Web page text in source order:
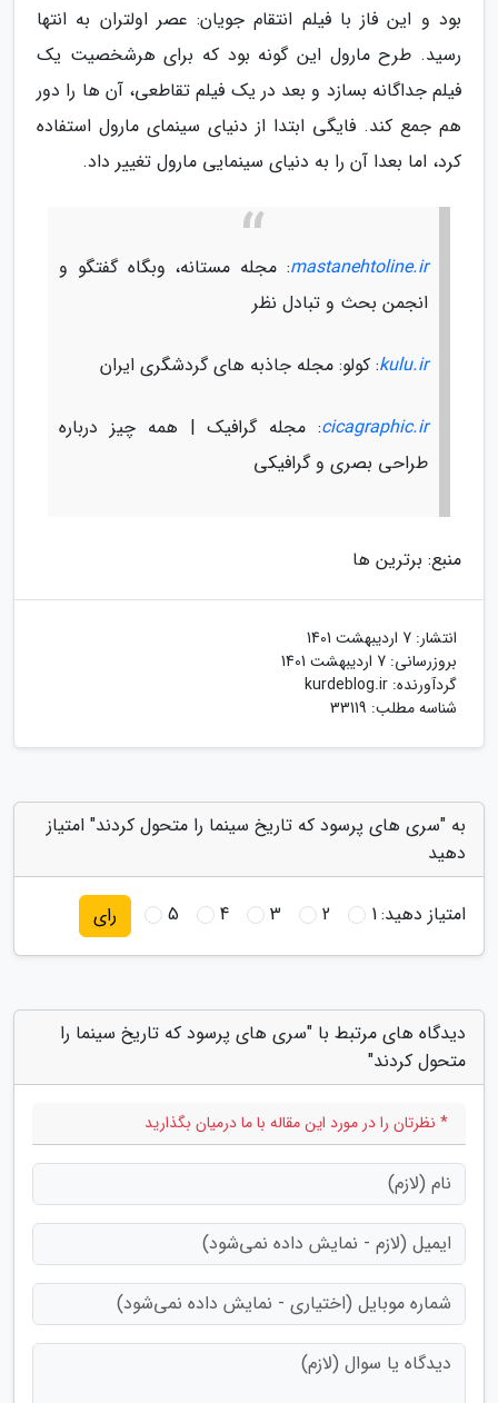
بود و این فاز با فیلم انتقام جویان: عصر اولتران به انتها
رسید. طرح مارول این گونه بود که برای هرشخصیت یک
فیلم جداگانه بسازد و بعد در یک فیلم تقاطعی، آن ها را دور
هم جمع کند. فایگی ابتدا از دنیای سینمای مارول استفاده
کرد، اما بعدا آن را به دنیای سینمایی مارول تغییر داد.
mastanehtoline.ir: مجله مستانه، وبگاه گفتگو و
انجمن بحث و تبادل نظر
kulu.ir: کولو: مجله جاذبه های گردشگری ایران
cicagraphic.ir: مجله گرافیک | همه چیز درباره
طراحی بصری و گرافیکی
منبع: برترین ها
انتشار: 7 اردیبهشت 1401
بروزرسانی: 7 اردیبهشت 1401
گردآورنده: kurdeblog.ir
شناسه مطلب: 33119
به "سری های پرسود که تاریخ سینما را متحول کردند" امتیاز
دهید
امتیاز دهید:1
2
3
4
5 رای
دیدگاه های مرتبط با "سری های پرسود که تاریخ سینما را
متحول کردند"
* نظرتان را در مورد این مقاله با ما درمیان بگذارید